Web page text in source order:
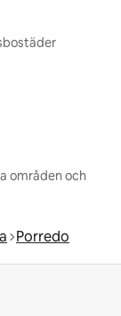
områden och
Porredo